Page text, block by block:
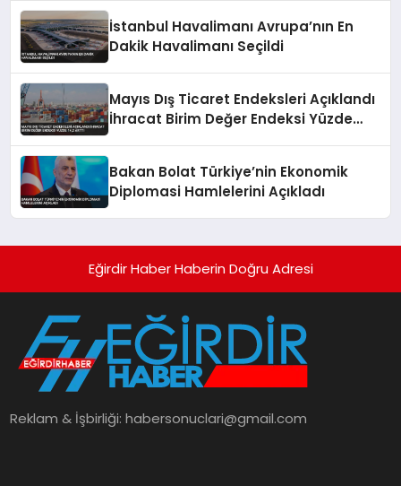
İstanbul Havalimanı Avrupa’nın En
Dakik Havalimanı Seçildi
Mayıs Dış Ticaret Endeksleri Açıklandı
İhracat Birim Değer Endeksi Yüzde
Bakan Bolat Türkiye’nin Ekonomik
Diplomasi Hamlelerini Açıkladı
Eğirdir Haber Haberin Doğru Adresi
Reklam & İşbirliği:habersonuclari@gmail.com